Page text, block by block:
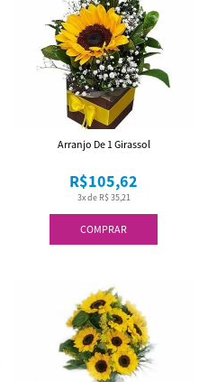
COMPRAR
3x de R$ 35,21
R$105,62
Arranjo De 1 Girassol